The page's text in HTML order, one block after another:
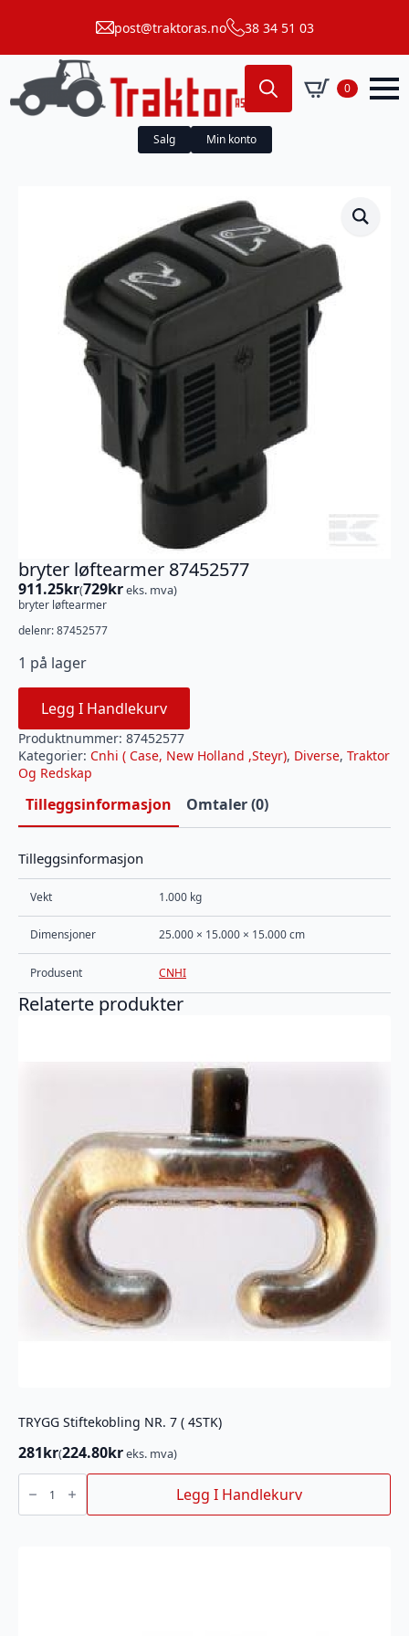
post@traktoras.no 38 34 51 03
Search
for:
0
Salg Min konto
bryter løftearmer 87452577
911.25kr(729kreks. mva)
bryter løftearmer
delenr: 87452577
1 på lager
Legg I Handlekurv
Produktnummer: 87452577
Kategorier: Cnhi ( Case, New Holland ,Steyr), Diverse, Traktor
Og Redskap
Tilleggsinformasjon Omtaler (0)
Tilleggsinformasjon
Vekt 1.000 kg
Dimensjoner 25.000 × 15.000 × 15.000 cm
Produsent CNHI
Relaterte produkter
TRYGG Stiftekobling NR. 7 ( 4STK)
281kr(224.80kreks. mva)
TRYGG
Stiftekobling
NR.
7
Legg I Handlekurv